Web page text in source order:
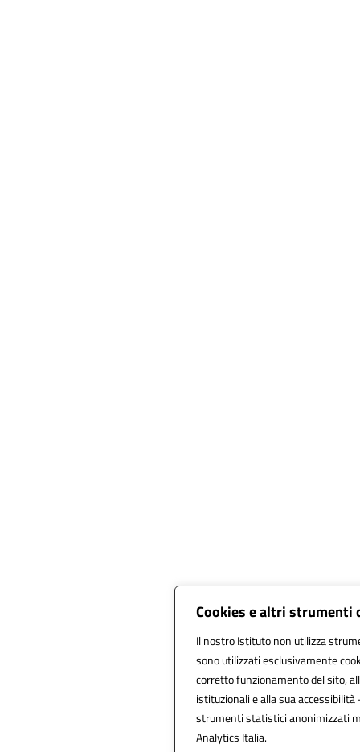
Cookies e altri strumenti
Il nostro Istituto non utilizza
sono utilizzati esclusivamente
corretto funzionamento del sito,
istituzionali e alla sua
strumenti statistici anonimizzati
Analytics Italia.